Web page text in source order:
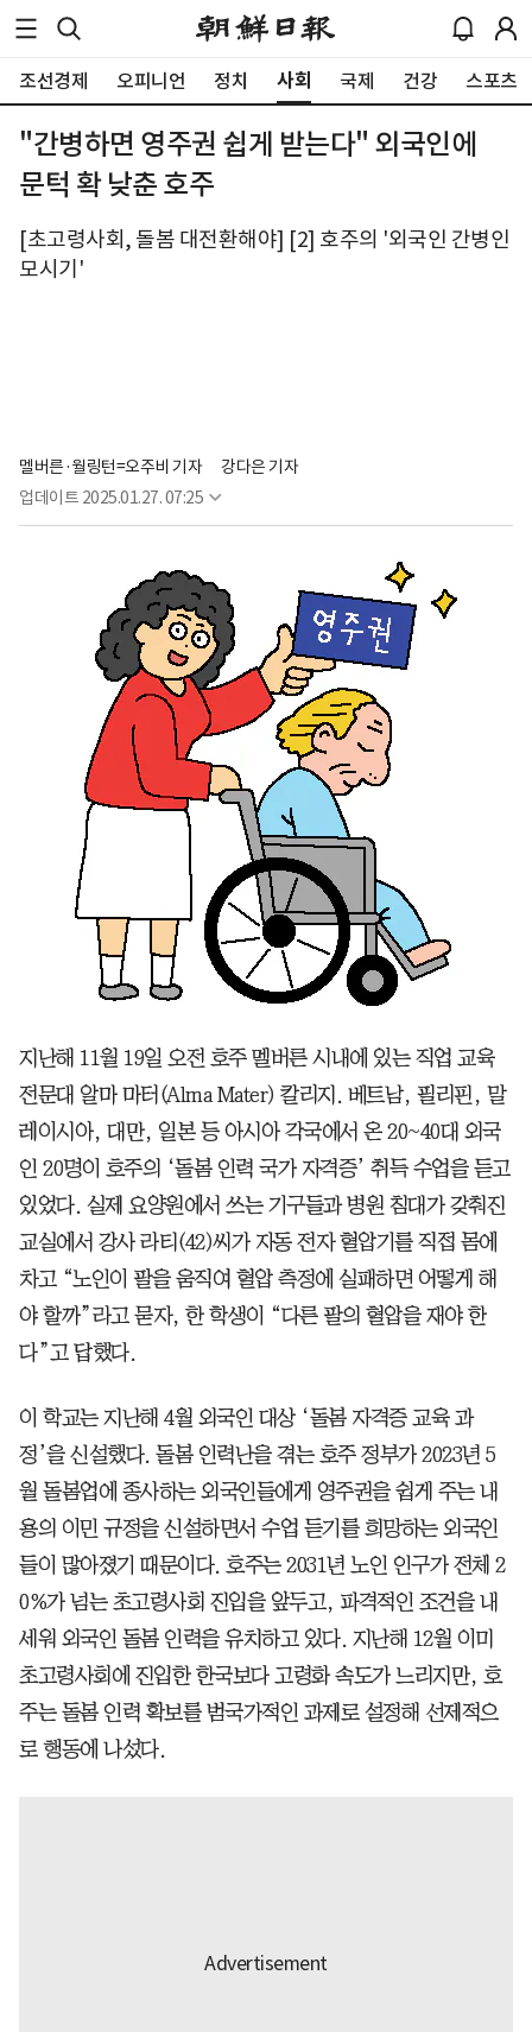
조선경제 오피니언 정치 사회 국제 건강 스포츠
"간병하면 영주권 쉽게 받는다" 외국인에
문턱 확 낮춘 호주
[초고령사회, 돌봄 대전환해야] [2] 호주의 '외국인 간병인
모시기'
멜버른·월링턴=오주비 기자
강다은 기자
업데이트 2025.01.27. 07:25
지난해 11월 19일 오전 호주 멜버른 시내에 있는 직업 교육
전문대 알마 마터(Alma Mater) 칼리지. 베트남, 필리핀, 말
레이시아, 대만, 일본 등 아시아 각국에서 온 20~40대 외국
인 20명이 호주의 ‘돌봄 인력 국가 자격증’ 취득 수업을 듣고
있었다. 실제 요양원에서 쓰는 기구들과 병원 침대가 갖춰진
교실에서 강사 라티(42)씨가 자동 전자 혈압기를 직접 몸에
차고 “노인이 팔을 움직여 혈압 측정에 실패하면 어떻게 해
야 할까”라고 묻자, 한 학생이 “다른 팔의 혈압을 재야 한
다”고 답했다.
이 학교는 지난해 4월 외국인 대상 ‘돌봄 자격증 교육 과
정’을 신설했다. 돌봄 인력난을 겪는 호주 정부가 2023년 5
월 돌봄업에 종사하는 외국인들에게 영주권을 쉽게 주는 내
용의 이민 규정을 신설하면서 수업 듣기를 희망하는 외국인
들이 많아졌기 때문이다. 호주는 2031년 노인 인구가 전체 2
0%가 넘는 초고령사회 진입을 앞두고, 파격적인 조건을 내
세워 외국인 돌봄 인력을 유치하고 있다. 지난해 12월 이미
초고령사회에 진입한 한국보다 고령화 속도가 느리지만, 호
주는 돌봄 인력 확보를 범국가적인 과제로 설정해 선제적으
로 행동에 나섰다.